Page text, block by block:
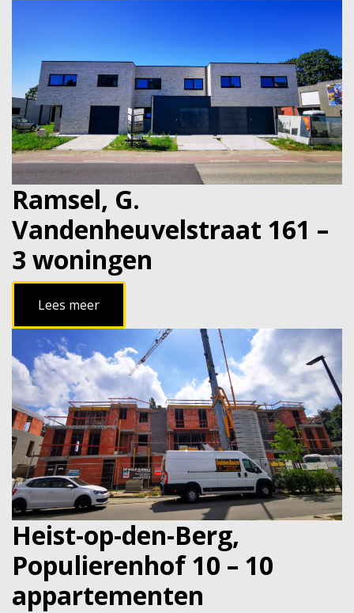
Ramsel, G.
Vandenheuvelstraat 161 –
3 woningen
Lees meer
Heist-op-den-Berg,
Populierenhof 10 – 10
appartementen